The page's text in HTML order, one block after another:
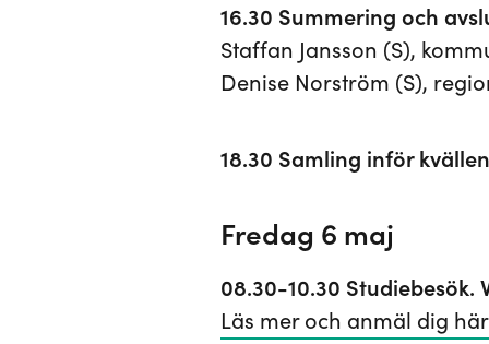
16.30 Summering och
Staffan Jansson (S),
Denise Norström (S),
18.30 Samling inför
Fredag 6 maj
08.30-10.30 Studiebesök.
Läs mer och anmäl dig